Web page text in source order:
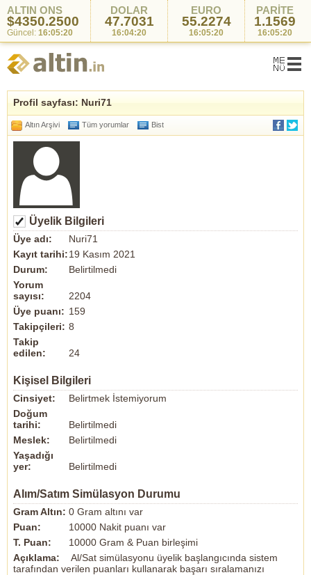
ALTIN ONS
$4350.2500
Güncel: 16:05:20
DOLAR
47.7031
16:04:20
EURO
55.2274
16:05:20
PARİTE
1.1569
16:05:20
Profil sayfası: Nuri71
Altın Arşivi Tüm yorumlar Bist
Üyelik Bilgileri
Üye adı:
Nuri71
Kayıt tarihi:19 Kasım 2021
Durum:
Belirtilmedi
Yorum
sayısı:
2204
Üye puanı: 159
Takipçileri: 8
Takip
edilen:
24
Kişisel Bilgileri
Cinsiyet:
Belirtmek İstemiyorum
Doğum
tarihi:
Belirtilmedi
Meslek:
Belirtilmedi
Yaşadığı
yer:
Belirtilmedi
Alım/Satım Simülasyon Durumu
Gram Altın: 0 Gram altını var
Puan:
10000 Nakit puanı var
T. Puan:
10000 Gram & Puan birleşimi
Açıklama:
Al/Sat simülasyonu üyelik başlangıcında sistem
tarafından verilen puanları kullanarak başarı sıralamanızı